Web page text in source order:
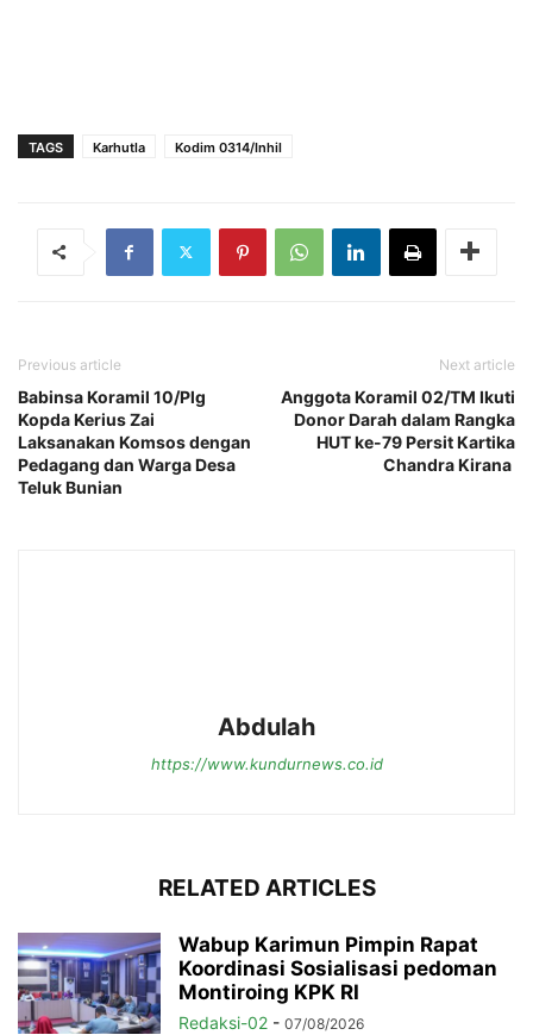
TAGS Karhutla Kodim 0314/Inhil
Previous article
Babinsa Koramil 10/Plg
Kopda Kerius Zai
Laksanakan Komsos dengan
Pedagang dan Warga Desa
Teluk Bunian
Next article
Anggota Koramil 02/TM Ikuti
Donor Darah dalam Rangka
HUT ke-79 Persit Kartika
Chandra Kirana
Abdulah
https://www.kundurnews.co.id
RELATED ARTICLES
Wabup Karimun Pimpin Rapat
Koordinasi Sosialisasi pedoman
Montiroing KPK RI
Redaksi-02 - 07/08/2026